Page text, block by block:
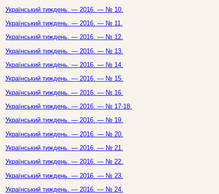
Український тиждень. — 2016. — № 10.
Український тиждень. — 2016. — № 11.
Український тиждень. — 2016. — № 12.
Український тиждень. — 2016. — № 13.
Український тиждень. — 2016. — № 14.
Український тиждень. — 2016. — № 15.
Український тиждень. — 2016. — № 16.
Український тиждень. — 2016. — № 17-18.
Український тиждень. — 2016. — № 19.
Український тиждень. — 2016. — № 20.
Український тиждень. — 2016. — № 21.
Український тиждень. — 2016. — № 22.
Український тиждень. — 2016. — № 23.
Український тиждень. — 2016. — № 24.